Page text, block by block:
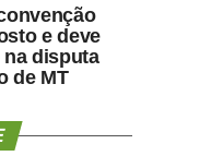
e deve
disputa
de MT